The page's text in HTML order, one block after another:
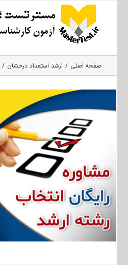
صفحه اصلی ارشد استعداد درخشان